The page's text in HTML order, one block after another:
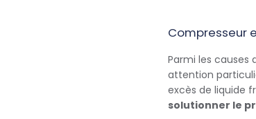
Compresseur
Parmi les causes
attention
excès de liquide
solutionner le